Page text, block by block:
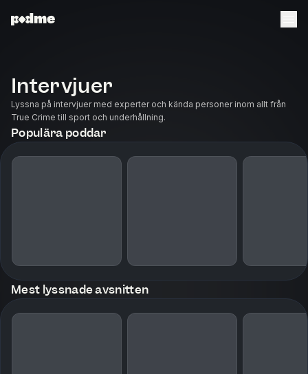
Intervjuer
Lyssna på intervjuer med experter och kända personer inom allt från
True Crime till sport och underhållning.
Populära poddar
Mest lyssnade avsnitten